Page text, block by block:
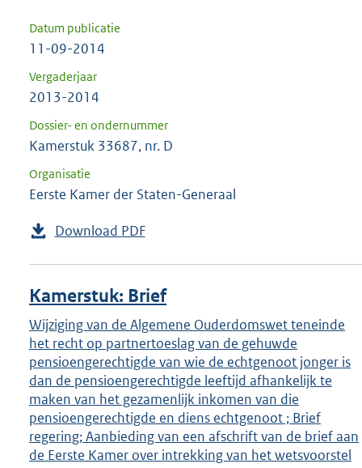
Datum publicatie
11-09-2014
Vergaderjaar
2013-2014
Dossier- en ondernummer
Kamerstuk 33687, nr. D
Organisatie
Eerste Kamer der Staten-Generaal
Download PDF
Kamerstuk: Brief
Wijziging van de Algemene Ouderdomswet teneinde
het recht op partnertoeslag van de gehuwde
pensioengerechtigde van wie de echtgenoot jonger is
dan de pensioengerechtigde leeftijd afhankelijk te
maken van het gezamenlijk inkomen van die
pensioengerechtigde en diens echtgenoot ; Brief
regering; Aanbieding van een afschrift van de brief aan
de Eerste Kamer over intrekking van het wetsvoorstel